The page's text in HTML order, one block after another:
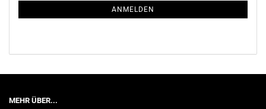
ANMELDEN
MEHR ÜBER...